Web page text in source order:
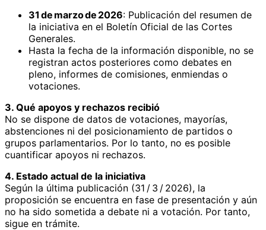
31 de marzo de 2026: Publicación del resumen de
la iniciativa en el Boletín Oficial de las Cortes
Generales.
Hasta la fecha de la información disponible, no se
registran actos posteriores como debates en
pleno, informes de comisiones, enmiendas o
votaciones.
3. Qué apoyos y rechazos recibió
No se dispone de datos de votaciones, mayorías,
abstenciones ni del posicionamiento de partidos o
grupos parlamentarios. Por lo tanto, no es posible
cuantificar apoyos ni rechazos.
4. Estado actual de la iniciativa
Según la última publicación (31 / 3 / 2026), la
proposición se encuentra en fase de presentación y aún
no ha sido sometida a debate ni a votación. Por tanto,
sigue en trámite.